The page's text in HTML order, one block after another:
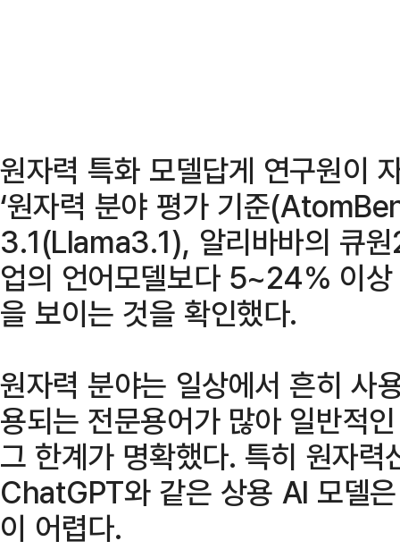
원자력 특화 모델답게 연구원이
‘원자력 분야 평가 기준
3.1(Llama3.1), 알리바바의 큐
업의 언어모델보다 5~24% 이
을 보이는 것을 확인했다.
원자력 분야는 일상에서 흔히 사
용되는 전문용어가 많아 일반적
그 한계가 명확했다. 특히 원자력
ChatGPT와 같은 상용 AI 모델
이 어렵다.